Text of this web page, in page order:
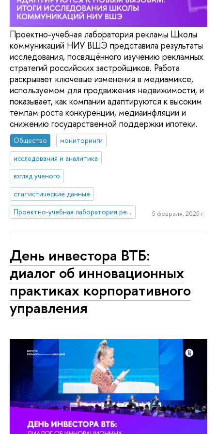
Проектно-учебная лаборатория рекламы Школы
коммуникаций НИУ ВШЭ представила результаты
исследования, посвящённого изучению рекламных
стратегий российских застройщиков. Работа
раскрывает ключевые изменения в медиамиксе,
используемом для продвижения недвижимости, и
показывает, как компании адаптируются к высоким
темпам роста конкуренции, медиаинфляции и
снижению государственной поддержки ипотеки.
Общество
мониторинги
исследования и аналитика
взгляд ученого
статистические данные
Проектно-учебная лаборатория рекламы
5 февраля, 2025 г.
День инвестора ВТБ:
диалог об инновационных
практиках корпоративного
управления